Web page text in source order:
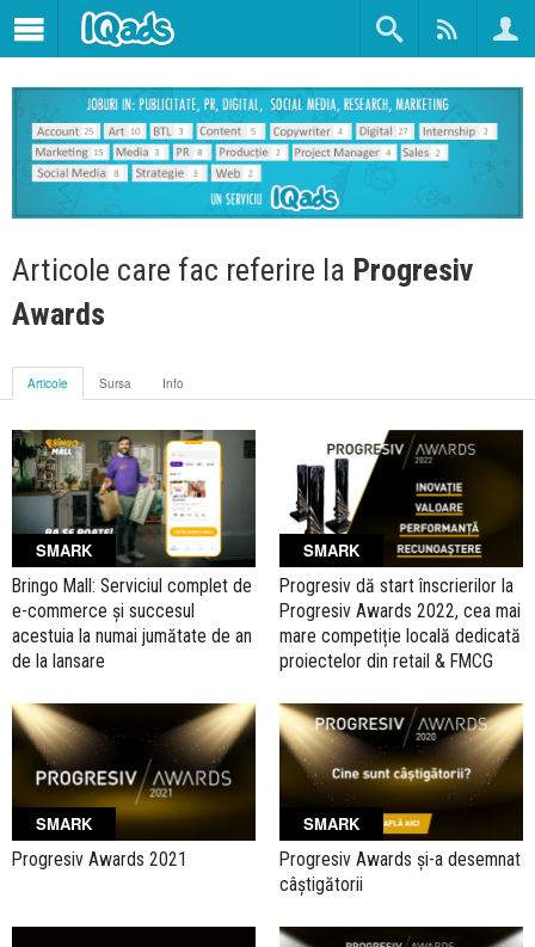
Articole care fac referire la Progresiv
Awards
Articole Sursa Info
SMARK
Bringo Mall: Serviciul complet de
e-commerce și succesul
acestuia la numai jumătate de an
de la lansare
SMARK
Progresiv dă start înscrierilor la
Progresiv Awards 2022, cea mai
mare competiție locală dedicată
proiectelor din retail & FMCG
SMARK
Progresiv Awards 2021
SMARK
Progresiv Awards și-a desemnat
câștigătorii